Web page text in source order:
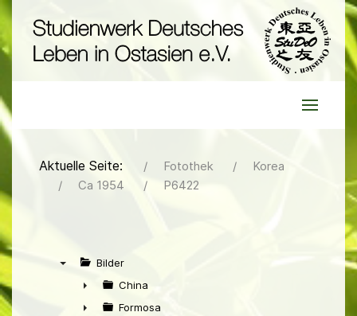
Aktuelle Seite: Fotothek
Korea
Ca 1954
P6422
Bilder
►
China
Formosa